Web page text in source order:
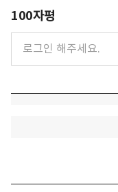
100자평